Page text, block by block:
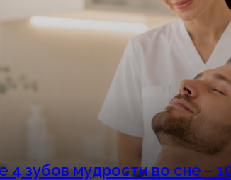
4 зубов мудрости во сне –